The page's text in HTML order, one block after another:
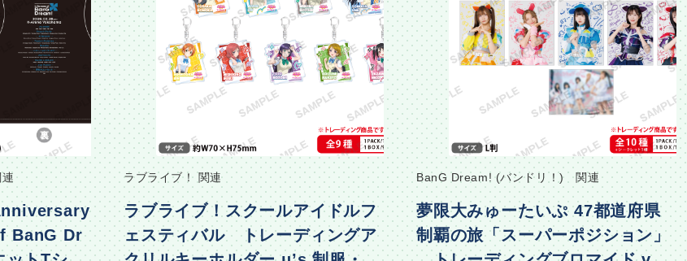
BanG Dr
ラブライブ！ 関連
ラブライブ！スクールアイドルフ
ェスティバル トレーディングア
BanG Dream! (バンドリ！) 関連
夢限大みゅーたいぷ 47都道府県
制覇の旅「スーパーポジション」